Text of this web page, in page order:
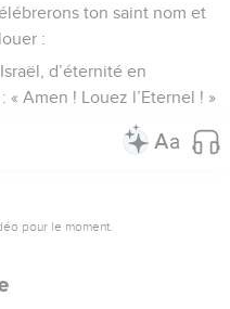
ton saint nom et
:
d’éternité en
Amen ! Louez l’Eternel ! »
pour le moment.